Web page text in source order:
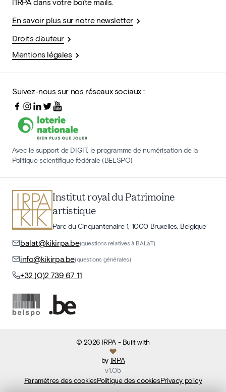
En savoir plus sur notre newsletter
Droits d'auteur
Mentions légales
Suivez-nous sur nos réseaux sociaux :
Avec le support de DIGIT, le programme de numérisation de la
Politique scientifique fédérale (BELSPO)
Institut royal du Patrimoine
artistique
Parc du Cinquantenaire 1, 1000 Bruxelles, Belgique
balat@kikirpa.be(questions relatives à BALaT)
info@kikirpa.be(questions générales)
+32 (0)2 739 67 11
©2026 IRPA- Built with
by IRPA
v1.05
Paramètres des cookiesPolitique des cookiesPrivacy policy